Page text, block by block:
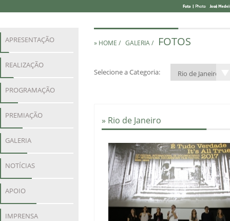
APRESENTAÇÃO
REALIZAÇÃO
PROGRAMAÇÃO
PREMIAÇÃO
GALERIA
NOTÍCIAS
APOIO
IMPRENSA
» HOME / GALERIA / FOTOS
Selecione a Categoria:
» Rio de Janeiro